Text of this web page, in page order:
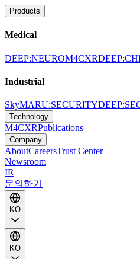
Products
Medical
DEEP:NEUROM4CXR
Industrial
SkyMARU:SECURITY
Technology
M4CXRPublications
Company
AboutCareersTrust Center
Newsroom
IR
문의하기
KO
KO